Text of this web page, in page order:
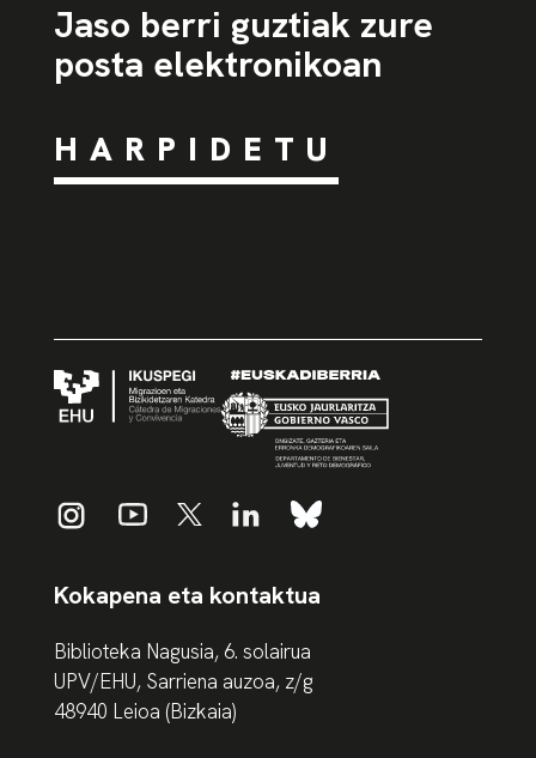
Jaso berri guztiak zure
posta elektronikoan
HARPIDETU
Kokapena eta kontaktua
Biblioteka Nagusia, 6. solairua
UPV/EHU, Sarriena auzoa, z/g
48940 Leioa (Bizkaia)